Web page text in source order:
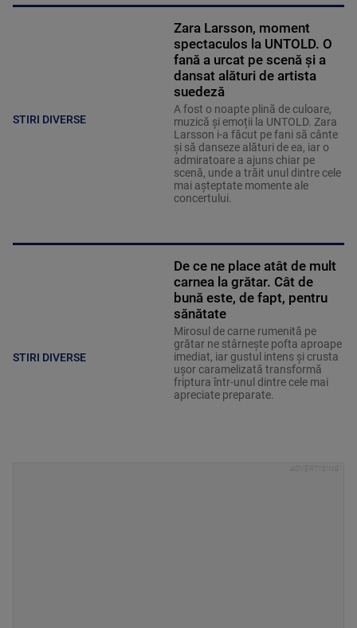
STIRI DIVERSE
Zara Larsson, moment
spectaculos la UNTOLD. O
fană a urcat pe scenă și a
dansat alături de artista
suedeză
A fost o noapte plină de culoare,
muzică și emoții la UNTOLD. Zara
Larsson i-a făcut pe fani să cânte
și să danseze alături de ea, iar o
admiratoare a ajuns chiar pe
scenă, unde a trăit unul dintre cele
mai așteptate momente ale
concertului.
STIRI DIVERSE
De ce ne place atât de mult
carnea la grătar. Cât de
bună este, de fapt, pentru
sănătate
Mirosul de carne rumenită pe
grătar ne stârnește pofta aproape
imediat, iar gustul intens și crusta
ușor caramelizată transformă
friptura într-unul dintre cele mai
apreciate preparate.